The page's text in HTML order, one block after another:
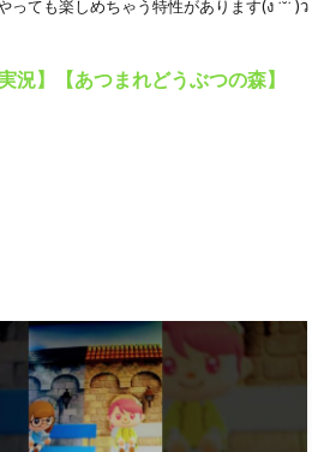
ても楽しめちゃう特性があります(ง ˙˘˙ )ว
況】【あつまれどうぶつの森】